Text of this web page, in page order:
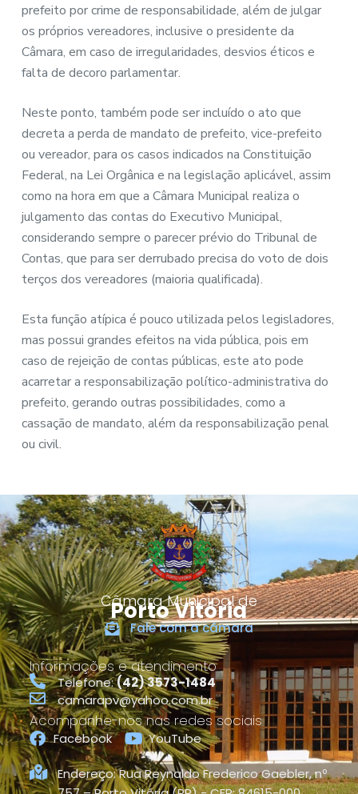
prefeito por crime de responsabilidade, além de julgar
os próprios vereadores, inclusive o presidente da
Câmara, em caso de irregularidades, desvios éticos e
falta de decoro parlamentar.
Neste ponto, também pode ser incluído o ato que
decreta a perda de mandato de prefeito, vice-prefeito
ou vereador, para os casos indicados na Constituição
Federal, na Lei Orgânica e na legislação aplicável, assim
como na hora em que a Câmara Municipal realiza o
julgamento das contas do Executivo Municipal,
considerando sempre o parecer prévio do Tribunal de
Contas, que para ser derrubado precisa do voto de dois
terços dos vereadores (maioria qualificada).
Esta função atípica é pouco utilizada pelos legisladores,
mas possui grandes efeitos na vida pública, pois em
caso de rejeição de contas públicas, este ato pode
acarretar a responsabilização político-administrativa do
prefeito, gerando outras possibilidades, como a
cassação de mandato, além da responsabilização penal
ou civil.
Câmara Municipal de
Porto Vitória
Fale com a câmara
Informações e atendimento
Telefone:(42) 3573-1484
camarapv@yahoo.com.br
Acompanhe-nos nas redes sociais
Facebook YouTube
Endereço: Rua Reynaldo Frederico Gaebler, nº